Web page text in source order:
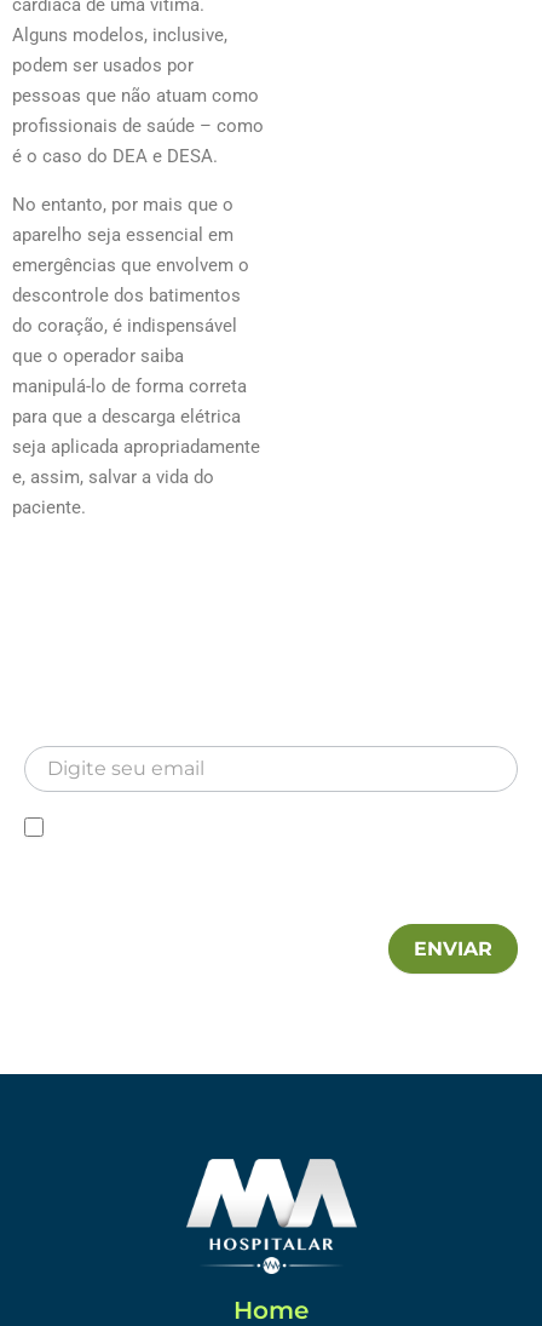
cardíaca de uma vítima.
Alguns modelos, inclusive,
podem ser usados por
pessoas que não atuam como
profissionais de saúde – como
é o caso do DEA e DESA.
No entanto, por mais que o
aparelho seja essencial em
emergências que envolvem o
descontrole dos batimentos
do coração, é indispensável
que o operador saiba
manipulá-lo de forma correta
para que a descarga elétrica
seja aplicada apropriadamente
e, assim, salvar a vida do
paciente.
Newsletter
ENVIAR
Home